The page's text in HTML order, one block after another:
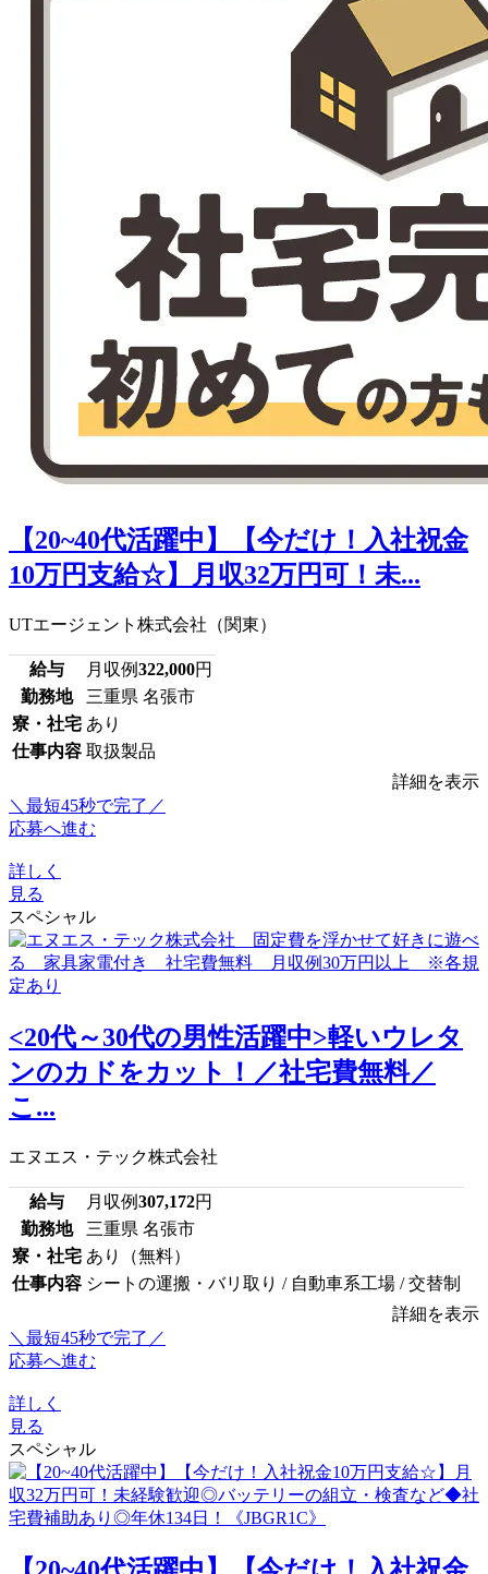
【20~40代活躍中】【今だけ！入社祝金
10万円支給☆】月収32万円可！未...
UTエージェント株式会社（関東）
給与 月収例322,000円
勤務地
三重県 名張市
寮・社宅 あり
仕事内容 取扱製品
詳細を表示
＼最短45秒で完了／
応募へ進む
詳しく
見る
スペシャル
<20代～30代の男性活躍中>軽いウレタ
ンのカドをカット！／社宅費無料／
こ...
エヌエス・テック株式会社
給与 月収例307,172円
勤務地
三重県 名張市
寮・社宅 あり（無料）
仕事内容 シートの運搬・バリ取り / 自動車系工場 / 交替制
詳細を表示
＼最短45秒で完了／
応募へ進む
詳しく
見る
スペシャル